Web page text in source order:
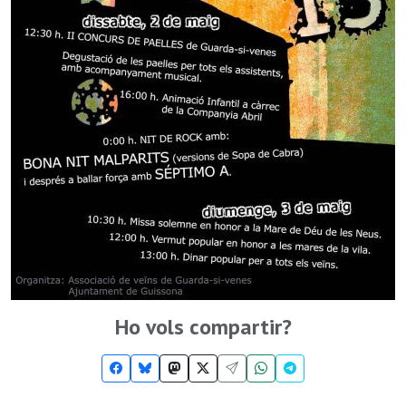
Ho vols compartir?